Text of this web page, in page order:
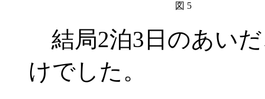
図 5
結局2泊3日のあい
けでした。